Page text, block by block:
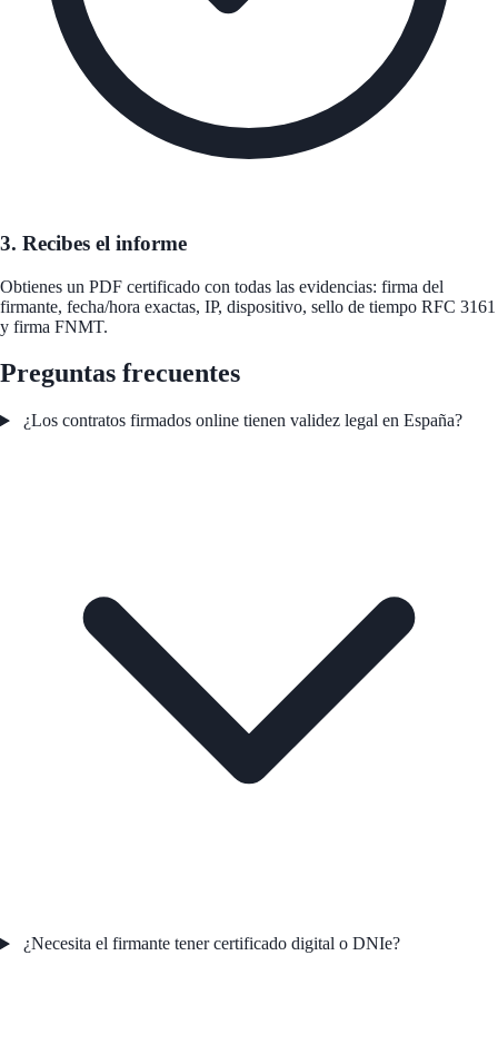
3. Recibes el informe
Obtienes un PDF certificado con todas las evidencias: firma del
firmante, fecha/hora exactas, IP, dispositivo, sello de tiempo RFC 3161
y firma FNMT.
Preguntas frecuentes
¿Los contratos firmados online tienen validez legal en España?
¿Necesita el firmante tener certificado digital o DNIe?